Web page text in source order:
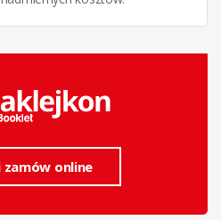
zamów online